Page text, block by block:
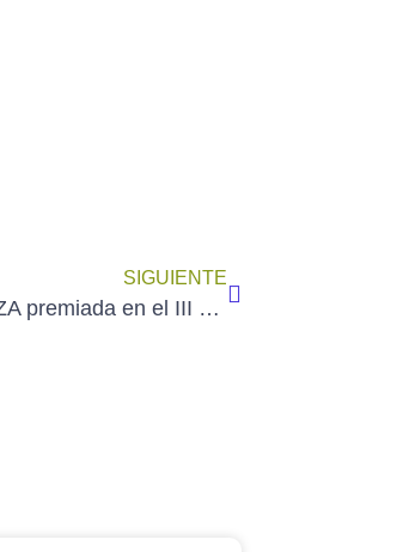
SIGUIENTE
PILAR PUERTA PLAZA premiada en el III Certamen Nacional de Pintura Rápida de Beteta – Cuenca